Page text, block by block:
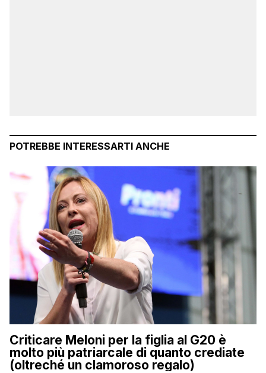
POTREBBE INTERESSARTI ANCHE
Criticare Meloni per la figlia al G20 è
molto più patriarcale di quanto crediate
(oltreché un clamoroso regalo)